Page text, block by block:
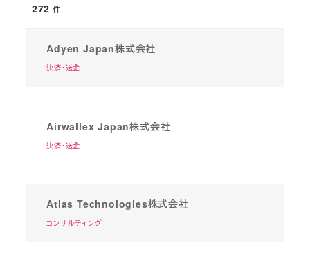
272 件
Adyen Japan株式会社
決済・送金
Airwallex Japan株式会社
決済・送金
Atlas Technologies株式会社
コンサルティング